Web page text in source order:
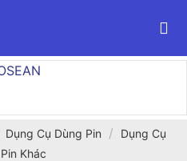
Dụng Cụ Dùng Pin /
Dụng Cụ
Khác